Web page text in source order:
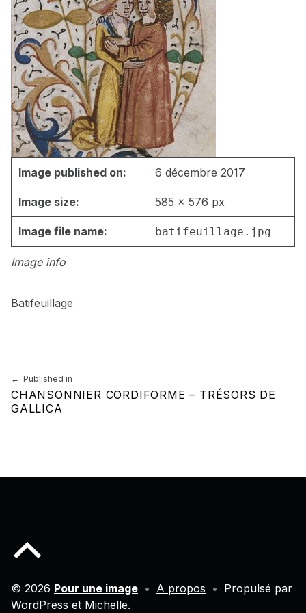
Image info
Image published on: 6 décembre 2017
Image size: 585 × 576 px
Image file name: batifeuillage.jpg
Batifeuillage
Skip back to main navigation
Navigation de l’article
Published in
CHANSONNIER CORDIFORME – TRÉSORS DE
GALLICA
© 2026 Pour une image • A propos • Propulsé par
WordPress et Michelle.